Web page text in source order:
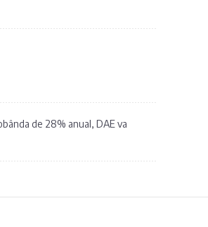
de 28% anual, DAE va